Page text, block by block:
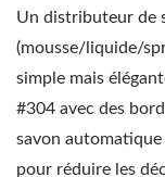
Un distributeur de
(mousse/liquide/
simple mais
#304 avec des
savon
pour réduire les